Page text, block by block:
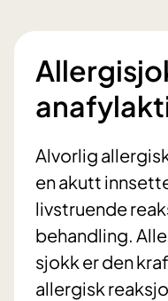
Alvorlig
en akutt
livstruende
behandling.
sjokk er den
allergisk